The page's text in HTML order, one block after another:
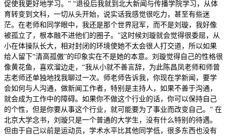
促使我更好地学习。” “退役后我就到北大新闻与传播学院学习，从体
育转变到文科，一切从头开始，说实话我感觉很吃力，甚至有些迷
茫。在老师和同学眼中，我还是那个世界冠军，而不是刘璇，我好像
被孤立了，根本融不进他们的圈子。”这时候刘璇就会觉得很委屈，从
小在体操队长大，相对封闭的环境使她不太会很人打交道，所以如果
给人留下“清高孤傲”的印象实在不是她的本意。刘璇觉得自己的性格很
像黄花鱼，喜欢溜边走，“我从小就不善言辞，为此陈昌凤老师和师曾
志老师还单独地找我聊过一次。师老师告诉我，你现在学新闻，要学
会如何与人沟通，做新闻工作者，特别是主持人，如果不善于沟通，
就会成为工作中的障碍。如果你不做这个行业的话，你可以保持自己
的个性，但是你要从事这个行业，就可能要为了事业而改变自己。” 在
北京大学念书，刘璇只是一个普通的大学生，没有什么特别的待遇。
但由于自己以前是运动员，学术水平比其他同学低，很多东西也没有